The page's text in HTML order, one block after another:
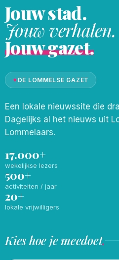
Jouw stad.
Jouw verhalen.
Jouw gazet.
✦DE LOMMELSE GAZET
Een lokale nieuwssite die
Dagelijks al het nieuws uit
Lommelaars.
17.000+
wekelijkse lezers
500+
activiteiten / jaar
20+
lokale vrijwilligers
Kies hoe je meedoet.